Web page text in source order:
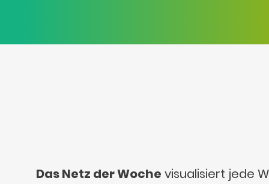
Das Netz der Woche visualisiert jede